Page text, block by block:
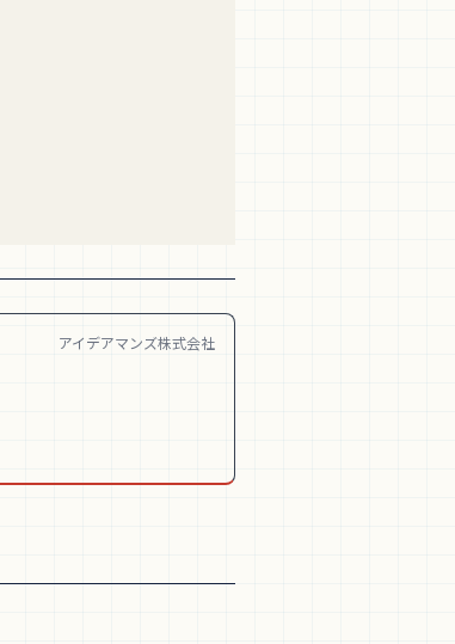
アイデアマンズ株式会社